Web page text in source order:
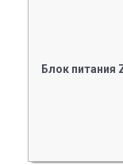
Блок питания